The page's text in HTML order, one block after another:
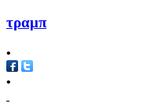
τραμπ
•
•